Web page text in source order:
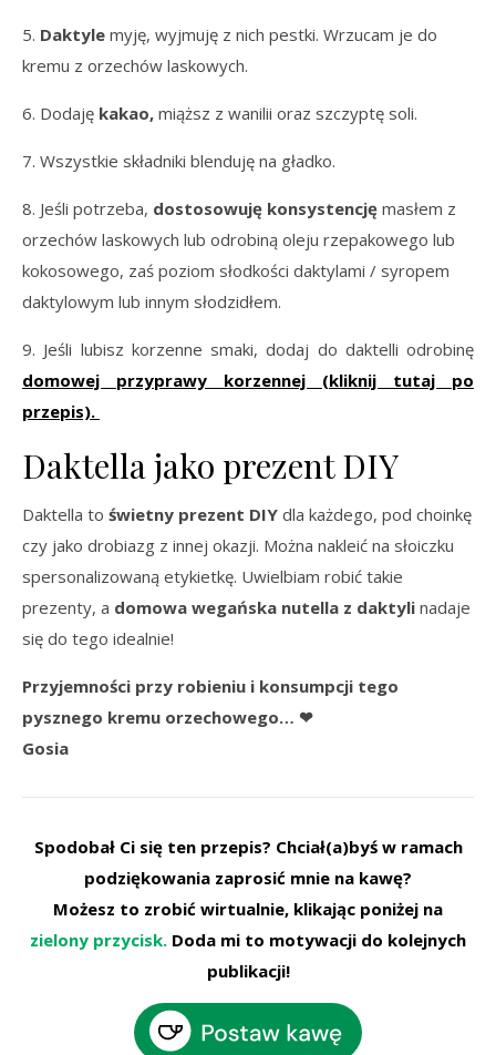
5. Daktyle myję, wyjmuję z nich pestki. Wrzucam je do
kremu z orzechów laskowych.
6. Dodaję kakao, miąższ z wanilii oraz szczyptę soli.
7. Wszystkie składniki blenduję na gładko.
8. Jeśli potrzeba, dostosowuję konsystencję masłem z
orzechów laskowych lub odrobiną oleju rzepakowego lub
kokosowego, zaś poziom słodkości daktylami / syropem
daktylowym lub innym słodzidłem.
9. Jeśli lubisz korzenne smaki, dodaj do daktelli odrobinę
domowej przyprawy korzennej (kliknij tutaj po
przepis).
Daktella jako prezent DIY
Daktella to świetny prezent DIY dla każdego, pod choinkę
czy jako drobiazg z innej okazji. Można nakleić na słoiczku
spersonalizowaną etykietkę. Uwielbiam robić takie
prezenty, a domowa wegańska nutella z daktyli nadaje
się do tego idealnie!
Przyjemności przy robieniu i konsumpcji tego
pysznego kremu orzechowego… ❤
Gosia
Spodobał Ci się ten przepis? Chciał(a)byś w ramach
podziękowania zaprosić mnie na kawę?
Możesz to zrobić wirtualnie, klikając poniżej na
zielony przycisk. Doda mi to motywacji do kolejnych
publikacji!